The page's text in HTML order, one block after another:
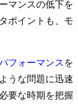
マンスの低下を
ポイントも、モ
フォーマンス を
うな問題に迅速
要な時期を把握